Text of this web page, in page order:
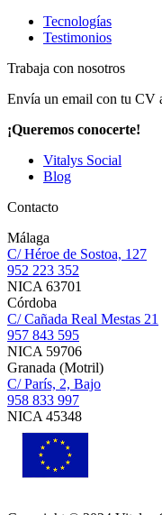
Tecnologías
Testimonios
Trabaja con nosotros
Envía un email con tu CV
¡Queremos conocerte!
Vitalys Social
Blog
Contacto
Málaga
C/ Héroe de Sostoa, 127
952 223 352
NICA 63701
Córdoba
C/ Cañada Real Mestas 21
957 843 595
NICA 59706
Granada (Motril)
C/ París, 2, Bajo
958 833 997
NICA 45348